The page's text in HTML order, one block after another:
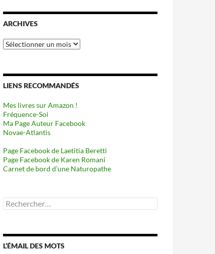
ARCHIVES
Archives
LIENS RECOMMANDÉS
Mes livres sur Amazon !
Fréquence-Soi
Ma Page Auteur Facebook
Novae-Atlantis
Page Facebook de Laetitia Beretti
Page Facebook de Karen Romani
Carnet de bord d’une Naturopathe
Rechercher :
L’ÉMAIL DES MOTS